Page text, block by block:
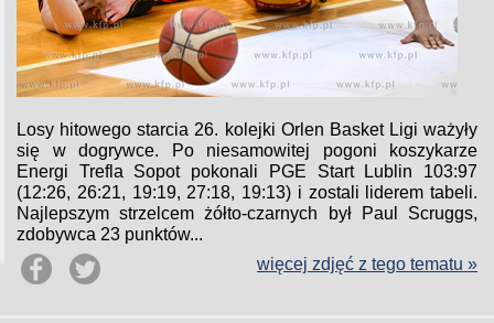
Losy hitowego starcia 26. kolejki Orlen Basket Ligi ważyły
się w dogrywce. Po niesamowitej pogoni koszykarze
Energi Trefla Sopot pokonali PGE Start Lublin 103:97
(12:26, 26:21, 19:19, 27:18, 19:13) i zostali liderem tabeli.
Najlepszym strzelcem żółto-czarnych był Paul Scruggs,
zdobywca 23 punktów...
więcej zdjęć z tego tematu »